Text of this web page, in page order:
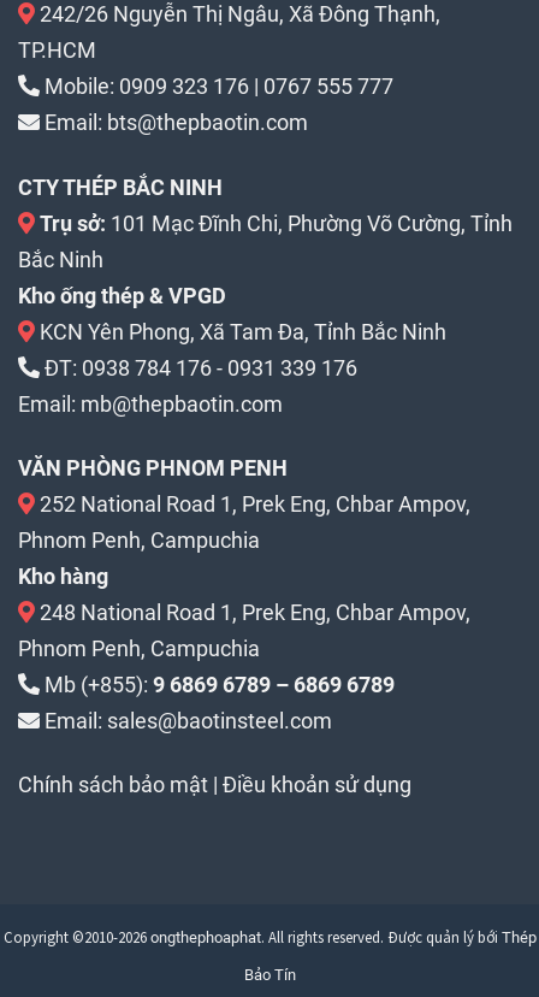
242/26 Nguyễn Thị Ngâu, Xã Đông Thạnh,
TP.HCM
Mobile: 0909 323 176 | 0767 555 777
Email: bts@thepbaotin.com
CTY THÉP BẮC NINH
Trụ sở: 101 Mạc Đĩnh Chi, Phường Võ Cường, Tỉnh
Bắc Ninh
Kho ống thép & VPGD
KCN Yên Phong, Xã Tam Đa, Tỉnh Bắc Ninh
ĐT: 0938 784 176- 0931 339 176
Email: mb@thepbaotin.com
VĂN PHÒNG PHNOM PENH
252 National Road 1, Prek Eng, Chbar Ampov,
Phnom Penh, Campuchia
Kho hàng
248 National Road 1, Prek Eng, Chbar Ampov,
Phnom Penh, Campuchia
Mb (+855): 9 6869 6789 – 6869 6789
Email: sales@baotinsteel.com
Chính sách bảo mật | Điều khoản sử dụng
Copyright ©2010-2026 ongthephoaphat. All rights reserved. Được quản lý bới Thép
Bảo Tín